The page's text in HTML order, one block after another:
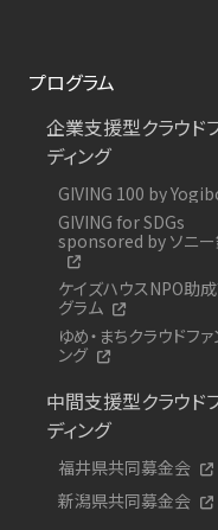
プログラム
企業支援型クラウド
ディング
GIVING 100 by
GIVING for SDGs
sponsored by ソニ
ケイズハウスNPO助
グラム
ゆめ・まちクラウドファ
ング
中間支援型クラウド
ディング
福井県共同募金会
新潟県共同募金会